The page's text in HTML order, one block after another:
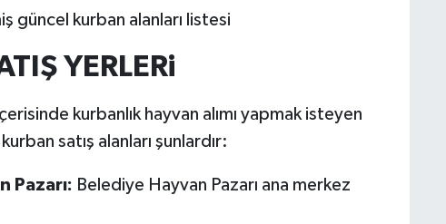
güncel kurban alanları listesi
YERLERi
kurbanlık hayvan alımı yapmak isteyen
satış alanları şunlardır:
Pazarı: Belediye Hayvan Pazarı ana merkez